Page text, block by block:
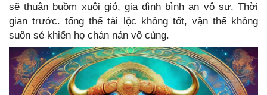
sẽ thuận buồm xuôi gió, gia đình bình an vô sự. Thời
gian trước. tổng thể tài lộc không tốt, vận thế không
suôn sẻ khiến họ chán nản vô cùng.